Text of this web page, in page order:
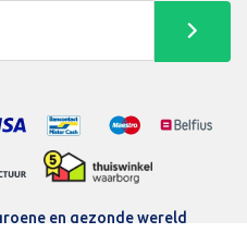
en gezonde wereld